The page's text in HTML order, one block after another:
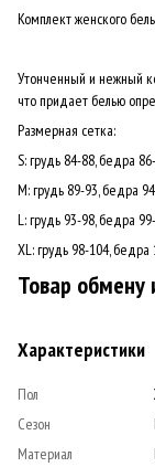
Комплект женского
Утонченный и нежный
что придает белью
Размерная сетка:
S: грудь 84-88, бедра
М: грудь 89-93, бедра
L: грудь 93-98, бедра
XL: грудь 98-104, бедра
Товар обмену
Характеристики
Пол
Сезон
Материал